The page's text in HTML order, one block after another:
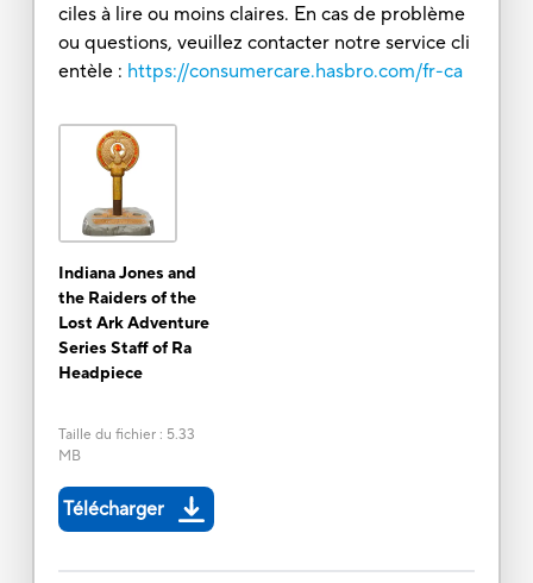
ciles à lire ou moins claires. En cas de problème
ou questions, veuillez contacter notre service cli
entèle : https://consumercare.hasbro.com/fr-ca
Indiana Jones and
the Raiders of the
Lost Ark Adventure
Series Staff of Ra
Headpiece
Taille du fichier: 5.33
MB
Télécharger